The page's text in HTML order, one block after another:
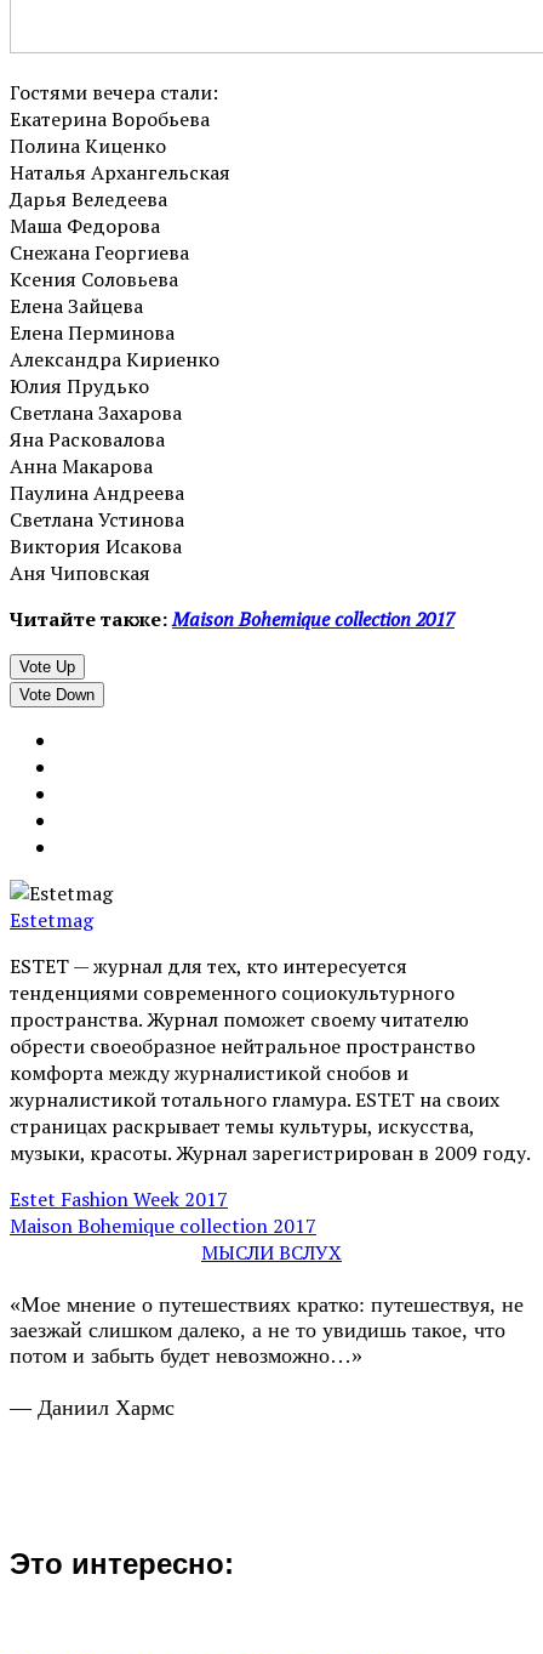
Гостями вечера стали:
Екатерина Воробьева
Полина Киценко
Наталья Архангельская
Дарья Веледеева
Маша Федорова
Снежана Георгиева
Ксения Соловьева
Елена Зайцева
Елена Перминова
Александра Кириенко
Юлия Прудько
Светлана Захарова
Яна Расковалова
Анна Макарова
Паулина Андреева
Светлана Устинова
Виктория Исакова
Аня Чиповская
Читайте также:Maison Bohemique collection 2017
Vote Up
Vote Down
Estetmag
ESTET — журнал для тех, кто интересуeтся
тенденциями современного социокультурного
пространства. Журнал поможет своему читателю
обрести своеобразное нейтральное пространство
комфорта между журналистикой снобов и
журналистикой тотального гламура. ESTET на своих
страницах раскрывает темы культуры, искусства,
музыки, красоты. Журнал зарегистрирован в 2009 году.
Estet Fashion Week 2017
Maison Bohemique collection 2017
МЫСЛИ ВСЛУХ
«Мое мнение о путешествиях кратко: путешествуя, не
заезжай слишком далеко, а не то увидишь такое, что
потом и забыть будет невозможно…»
— Даниил Хармс
Это интересно: